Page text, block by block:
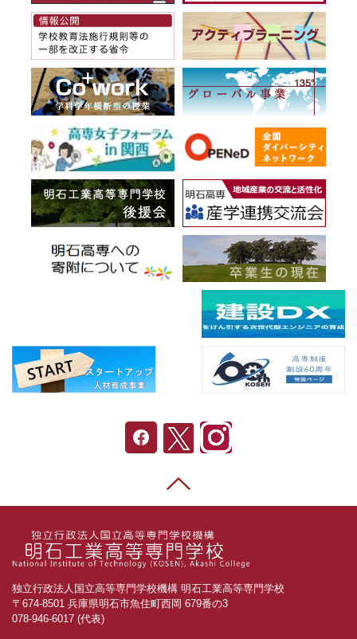
独立行政法人国立高等専門学校機構 明石工業高等専門学校
〒674-8501 兵庫県明石市魚住町西岡 679番の3
078-946-6017 (代表)